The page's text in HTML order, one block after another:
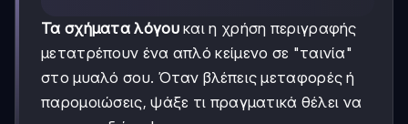
Τα σχήματα λόγουκαι η χρήση περιγραφής
μετατρέπουν ένα απλό κείμενο σε "ταινία"
στο μυαλό σου. Όταν βλέπεις μεταφορές ή
παρομοιώσεις, ψάξε τι πραγματικά θέλει να